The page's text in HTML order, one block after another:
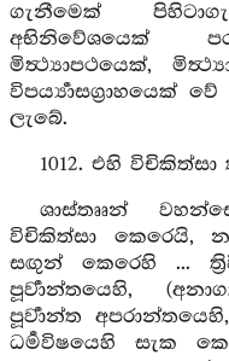
ගැනීමෙක්
අභිනිවේශයෙක්
මිත්‍ථ්‍යාපථයෙක්,
විපර්‍ය්‍යාසග්‍රාහයෙක්
ලැබේ.
1012. එහි
ශාස්තෲන්
විචිකිත්සා කෙරෙයි,
සඟුන් කෙරෙහි ...
පූර්‍වාන්තයෙහි,
පූර්‍වාන්ත
ධර්‍මවිෂයෙහි සැක